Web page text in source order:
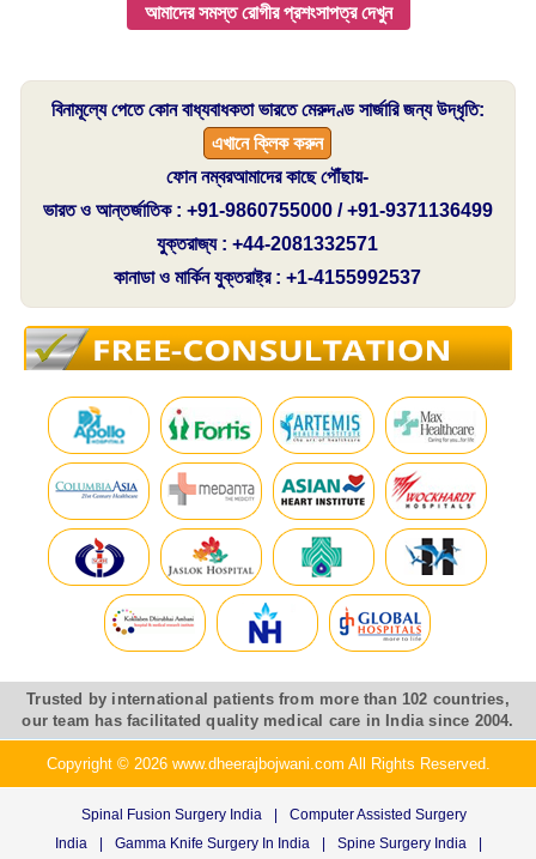
আমাদের সমস্ত রোগীর প্রশংসাপত্র দেখুন
বিনামূল্যে পেতে কোন বাধ্যবাধকতা ভারতে মেরুদণ্ড সার্জারি জন্য উদ্ধৃতি:
এখানে ক্লিক করুন
ফোন নম্বরআমাদের কাছে পৌঁছায়-
ভারত ও আন্তর্জাতিক : +91-9860755000 / +91-9371136499
যুক্তরাজ্য : +44-2081332571
কানাডা ও মার্কিন যুক্তরাষ্ট্র : +1-4155992537
Trusted by international patients from more than 102 countries,
our team has facilitated quality medical care in India since 2004.
Copyright © 2026 www.dheerajbojwani.com All Rights Reserved.
Spinal Fusion Surgery India
Computer Assisted Surgery
India
Gamma Knife Surgery In India Spine Surgery India